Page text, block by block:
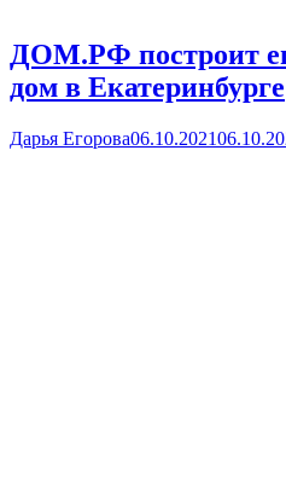
ДОМ.РФ построит
дом в Екатеринбурге
Дарья Егорова06.10.2021